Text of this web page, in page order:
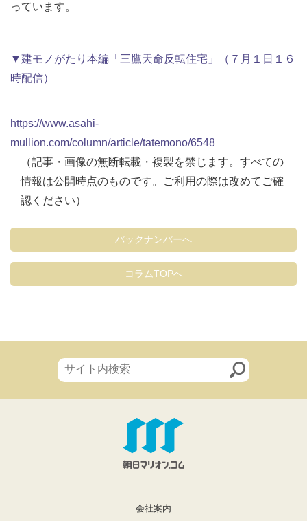
っています。
▼建モノがたり本編「三鷹天命反転住宅」（７月１日１６
時配信）
https://www.asahi-
mullion.com/column/article/tatemono/6548
（記事・画像の無断転載・複製を禁じます。すべての
情報は公開時点のものです。ご利用の際は改めてご確
認ください）
バックナンバーへ
コラムTOPへ
会社案内